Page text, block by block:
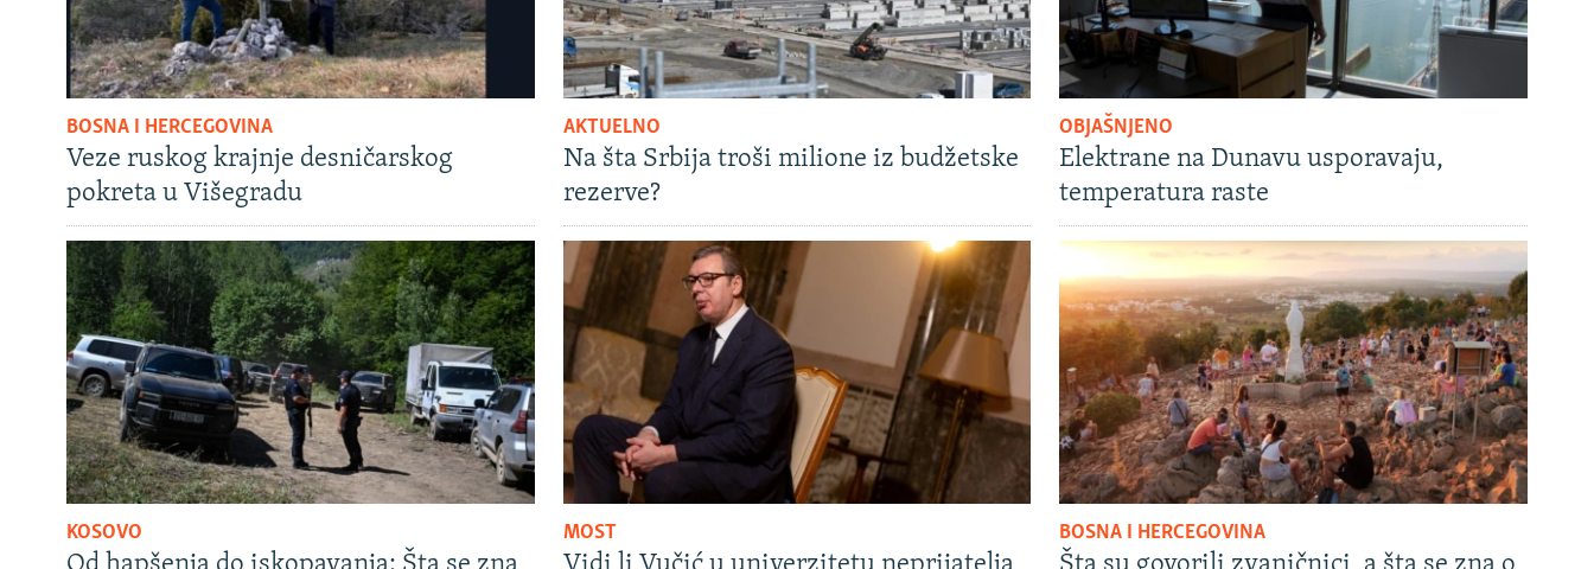
BOSNA I HERCEGOVINA
Veze ruskog krajnje desničarskog
pokreta u Višegradu
AKTUELNO
Na šta Srbija troši milione iz budžetske
rezerve?
OBJAŠNJENO
Elektrane na Dunavu usporavaju,
temperatura raste
KOSOVO MOST BOSNA I HERCEGOVINA